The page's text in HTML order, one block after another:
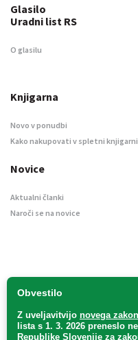
Obvestilo
Z uveljavitvijo novega
lista s 1. 3. 2026 preneslo
Republike Slovenije za
Glasilo
Uradni list RS
O glasilu
Knjigarna
Novo v ponudbi
Kako nakupovati v spletni knjigarni
Novice
Aktualni članki
Naroči se na novice